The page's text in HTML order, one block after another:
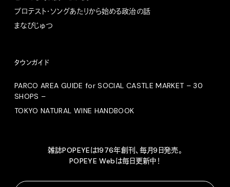
プロテスト・ソングあたりから始める政治の話
まなびじゅつ
タウンガイド
PARCO AREA GUIDE for SOCIAL CASTLE MARKET – 30
SHOPS –
TOKYO NATURAL WINE HANDBOOK
雑誌POPEYEは1976年創刊、毎月9日発売。
POPEYE Webは毎日更新中！